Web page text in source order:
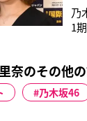
乃
1
分
奈のその他
乃木坂46